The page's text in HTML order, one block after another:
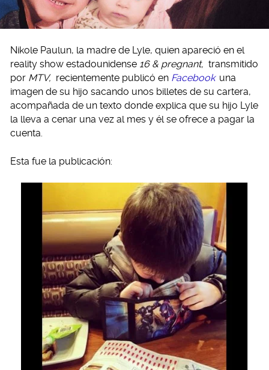
Nikole Paulun, la madre de Lyle, quien apareció en el
reality show estadounidense 16 & pregnant, transmitido
por MTV, recientemente publicó en Facebook una
imagen de su hijo sacando unos billetes de su cartera,
acompañada de un texto donde explica que su hijo Lyle
la lleva a cenar una vez al mes y él se ofrece a pagar la
cuenta.
Esta fue la publicación: